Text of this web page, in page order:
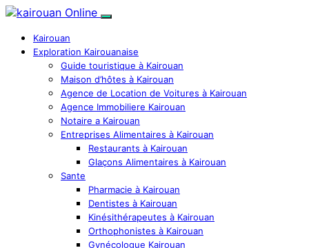
Kairouan
Exploration Kairouanaise
Guide touristique à Kairouan
Maison d’hôtes à Kairouan
Agence de Location de Voitures à Kairouan
Agence Immobiliere Kairouan
Notaire a Kairouan
Entreprises Alimentaires à Kairouan
Restaurants à Kairouan
Glaçons Alimentaires à Kairouan
Sante
Pharmacie à Kairouan
Dentistes à Kairouan
Kinésithérapeutes à Kairouan
Orthophonistes à Kairouan
Gynécologue Kairouan